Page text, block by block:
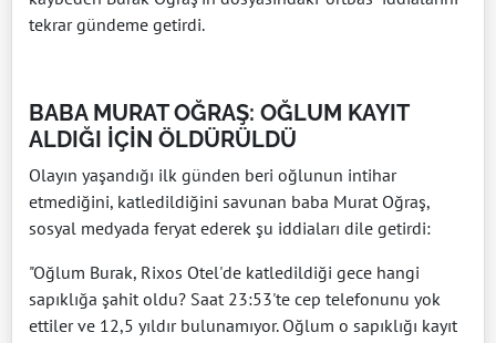
tekrar gündeme getirdi.
BABA MURAT OĞRAŞ: OĞLUM KAYIT
ALDIĞI İÇİN ÖLDÜRÜLDÜ
Olayın yaşandığı ilk günden beri oğlunun intihar
etmediğini, katledildiğini savunan baba Murat Oğraş,
sosyal medyada feryat ederek şu iddiaları dile getirdi:
"Oğlum Burak, Rixos Otel'de katledildiği gece hangi
sapıklığa şahit oldu? Saat 23:53'te cep telefonunu yok
ettiler ve 12,5 yıldır bulunamıyor. Oğlum o sapıklığı kayıt